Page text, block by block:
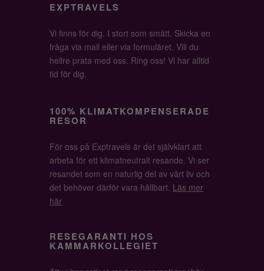
EXPTRAVELS
Vi finns för dig. I stort som smått. Skicka en
fråga via mail eller via formuläret. Vill du
hellre prata med oss. Ring oss! Vi har alltid
tid för dig.
100% KLIMATKOMPENSERADE
RESOR
För oss på Exptravels är det självklart att
arbeta för ett klimatneutralt resande. Vi ser
resandet som en naturlig del av vårt liv och
det behöver därför vara hållbart. Läs mer
här
RESEGARANTI HOS
KAMMARKOLLEGIET